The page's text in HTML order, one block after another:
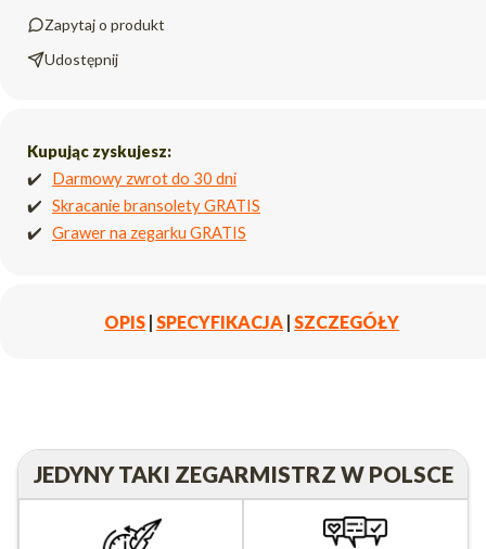
Zapytaj o produkt
Udostępnij
Kupując zyskujesz:
✔️ Darmowy zwrot do 30 dni
✔️ Skracanie bransolety GRATIS
✔️ Grawer na zegarku GRATIS
OPIS SPECYFIKACJA SZCZEGÓŁY
JEDYNY TAKI ZEGARMISTRZ W POLSCE